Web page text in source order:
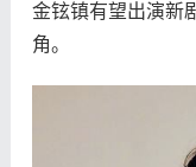
金铉镇有望出演新
角。